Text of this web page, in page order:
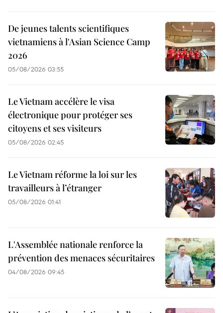
De jeunes talents scientifiques
vietnamiens à l'Asian Science Camp
2026
05/08/2026 03:55
Le Vietnam accélère le visa
électronique pour protéger ses
citoyens et ses visiteurs
05/08/2026 02:45
Le Vietnam réforme la loi sur les
travailleurs à l’étranger
05/08/2026 01:41
L'Assemblée nationale renforce la
prévention des menaces sécuritaires
04/08/2026 09:45